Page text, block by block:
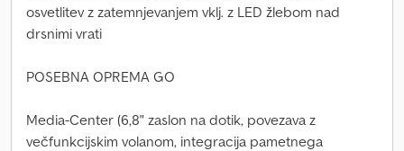
osvetlitev z zatemnjevanjem vklj. z LED žlebom nad
drsnimi vrati
POSEBNA OPREMA GO
Media-Center (6,8" zaslon na dotik, povezava z
večfunkcijskim volanom, integracija pametnega